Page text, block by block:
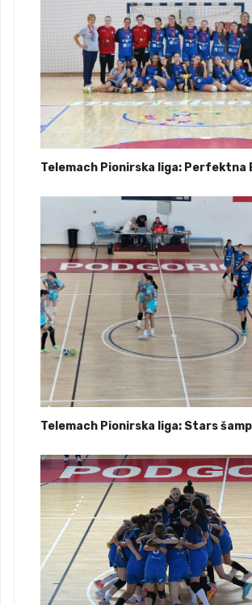
Telemach Pionirska liga: Perfektna
Telemach Pionirska liga: Stars